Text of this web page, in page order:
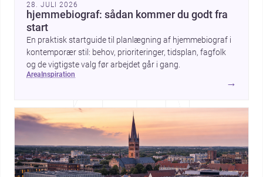
28. JULI 2026
hjemmebiograf: sådan kommer du godt fra
start
En praktisk startguide til planlægning af hjemmebiograf i
kontemporær stil: behov, prioriteringer, tidsplan, fagfolk
og de vigtigste valg før arbejdet går i gang.
area inspiration
→